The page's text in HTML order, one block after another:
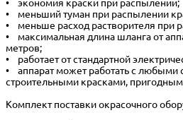
• экономия краски при распылении;
• меньший туман при распылении
• меньше расход растворителя при
• максимальная длина шланга от
метров;
• работает от стандартной
• аппарат может работать с любыми
строительными красками,
Комплект поставки окрасочного